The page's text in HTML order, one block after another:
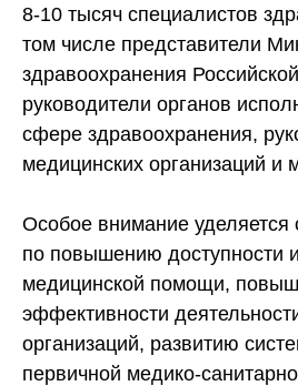
8-10 тысяч специалистов
том числе представители
здравоохранения
руководители органов
сфере здравоохранения,
медицинских организаций и
Особое внимание
по повышению доступности
медицинской помощи,
эффективности
организаций, развитию
первичной медико-